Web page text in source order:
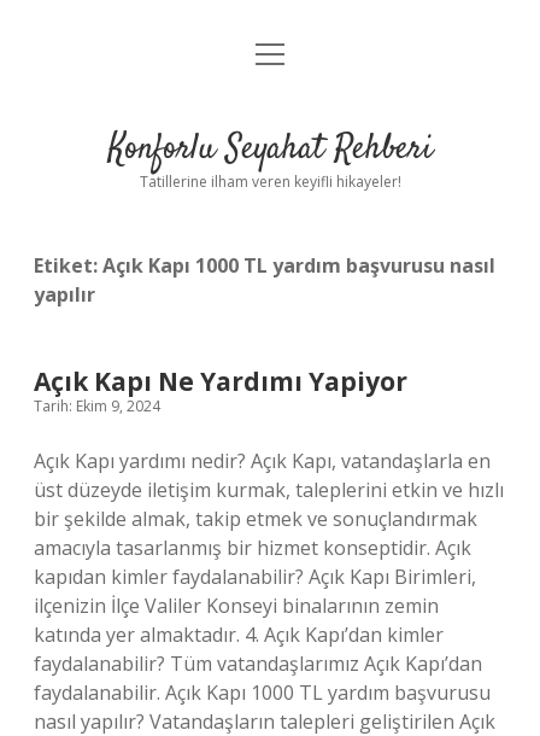
Anasayfa
Yasal Uyarı
menüyü
Konforlu Seyahat Rehberi
Tatillerine ilham veren keyifli hikayeler!
Etiket:Açık Kapı 1000 TL yardım başvurusu nasıl
yapılır
Açık Kapı Ne Yardımı Yapiyor
Tarih: Ekim 9, 2024
Açık Kapı yardımı nedir? Açık Kapı, vatandaşlarla en
üst düzeyde iletişim kurmak, taleplerini etkin ve hızlı
bir şekilde almak, takip etmek ve sonuçlandırmak
amacıyla tasarlanmış bir hizmet konseptidir. Açık
kapıdan kimler faydalanabilir? Açık Kapı Birimleri,
ilçenizin İlçe Valiler Konseyi binalarının zemin
katında yer almaktadır. 4. Açık Kapı’dan kimler
faydalanabilir? Tüm vatandaşlarımız Açık Kapı’dan
faydalanabilir. Açık Kapı 1000 TL yardım başvurusu
nasıl yapılır? Vatandaşların talepleri geliştirilen Açık